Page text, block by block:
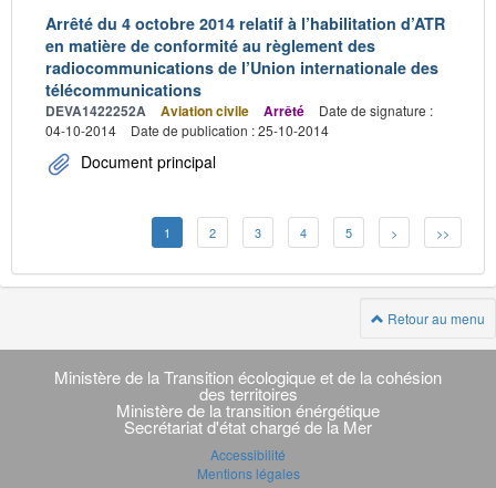
Arrêté du 4 octobre 2014 relatif à l’habilitation d’ATR
en matière de conformité au règlement des
radiocommunications de l’Union internationale des
télécommunications
DEVA1422252A Aviation civile Arrêté
Date de signature :
04-10-2014
Date de publication : 25-10-2014
Document principal
1 2 3 4 5 > >>
Retour au menu
Navigation
transverse
Ministère de la Transition écologique et de la cohésion
des territoires
Ministère de la transition énérgétique
Secrétariat d'état chargé de la Mer
Accessibilité
Mentions légales